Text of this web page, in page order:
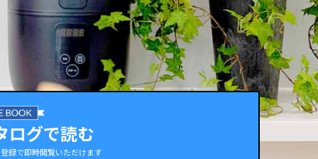
ログで読む
登録で即時閲覧いただけます